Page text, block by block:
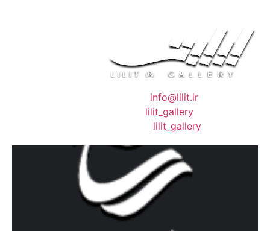
info@lilit.ir
lilit_gallery
lilit_gallery